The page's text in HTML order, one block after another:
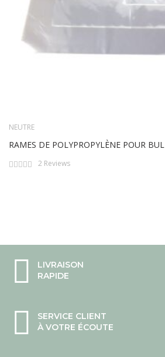
NEUTRE
RAMES DE POLYPROPYLÈNE POUR
Rating:
2 Reviews
LIVRAISON
RAPIDE
SERVICE CLIENT
À VOTRE ÉCOUTE